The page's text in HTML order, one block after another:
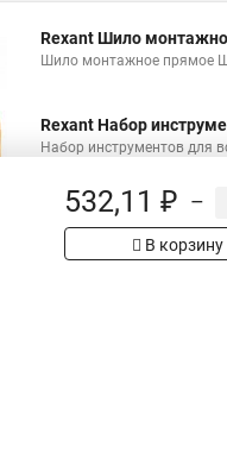
Rexant Шило
Шило монтажное прямое
Rexant Набор
Набор инструментов для
532,11 ₽ –
В корзину